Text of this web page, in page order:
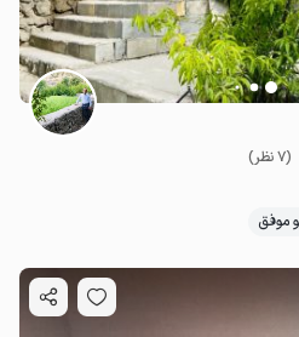
(7 نظر)